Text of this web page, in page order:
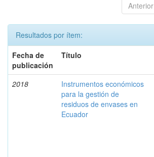
Anterior
Resultados por ítem:
Fecha de
publicación
Título
2018
Instrumentos económicos
para la gestión de
residuos de envases en
Ecuador